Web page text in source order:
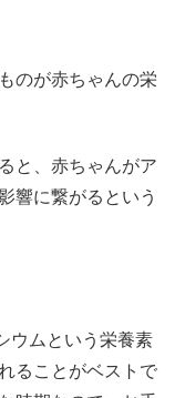
のが赤ちゃんの栄
と、赤ちゃんがア
響に繋がるという
ウムという栄養素
ることがベストで